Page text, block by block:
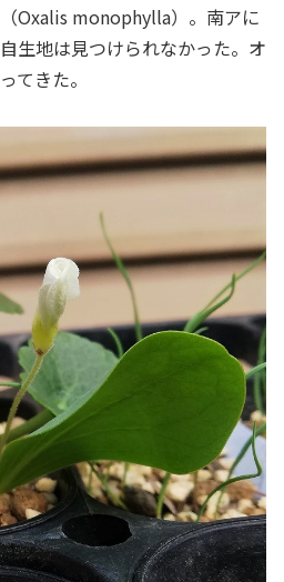
Oxalis monophylla）。南アに
生地は見つけられなかった。オ
てきた。